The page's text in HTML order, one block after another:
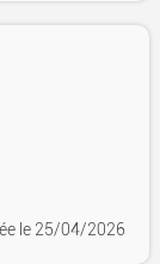
le 25/04/2026